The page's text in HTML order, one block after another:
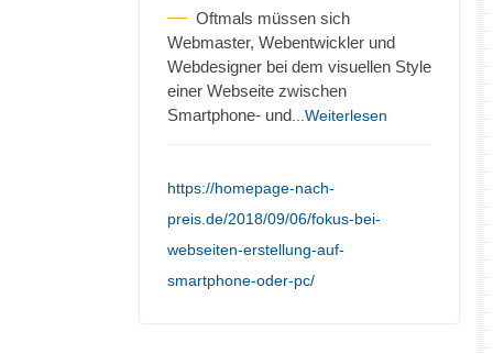
Oftmals müssen sich
Webmaster, Webentwickler und
Webdesigner bei dem visuellen Style
einer Webseite zwischen
Smartphone- und ...Weiterlesen
https://homepage-nach-
preis.de/2018/09/06/fokus-bei-
webseiten-erstellung-auf-
smartphone-oder-pc/